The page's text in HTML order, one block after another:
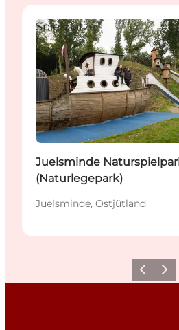
Spielplätze
Juelsminde
(Naturlegepark)
Juelsminde, Ostjütland
ZurückWeiter